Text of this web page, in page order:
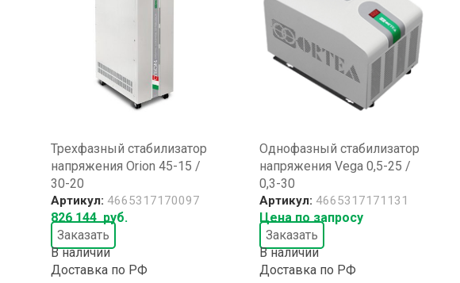
Трехфазный стабилизатор
напряжения Orion 45-15 /
30-20
Артикул: 4665317170097
826 144 руб.
Заказать
В наличии
Доставка по РФ
Однофазный стабилизатор
напряжения Vega 0,5-25 /
0,3-30
Артикул: 4665317171131
Цена по запросу
Заказать
В наличии
Доставка по РФ